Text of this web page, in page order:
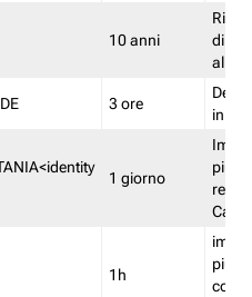
10 anni
di
3 ore
in
1 giorno
più
1h
più